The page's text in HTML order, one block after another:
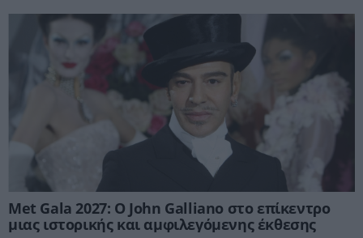
Met Gala 2027: Ο John Galliano στο επίκεντρο
μιας ιστορικής και αμφιλεγόμενης έκθεσης